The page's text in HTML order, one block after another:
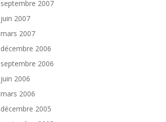
septembre 2007
juin 2007
mars 2007
décembre 2006
septembre 2006
juin 2006
mars 2006
décembre 2005